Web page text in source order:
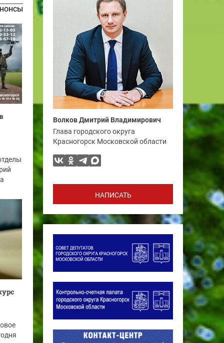
Волков Дмитрий Владимирович
Глава городского округа
Красногорск Московской области
НАПИСАТЬ